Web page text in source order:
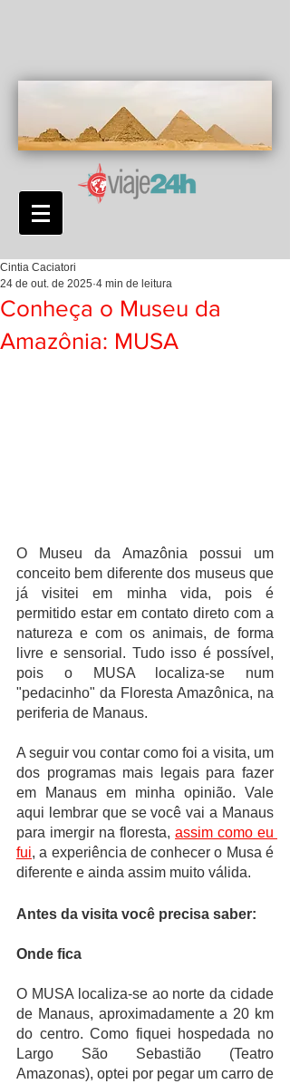
Conheça o Museu da
Amazônia: MUSA
Cintia Caciatori
24 de out. de 2025 4 min de leitura
O Museu da Amazônia possui um
conceito bem diferente dos museus que
já visitei em minha vida, pois é
permitido estar em contato direto com a
natureza e com os animais, de forma
livre e sensorial. Tudo isso é possível,
pois o MUSA localiza-se num
"pedacinho" da Floresta Amazônica, na
periferia de Manaus.
A seguir vou contar como foi a visita, um
dos programas mais legais para fazer
em Manaus em minha opinião. Vale
aqui lembrar que se você vai a Manaus
para imergir na floresta, assim como eu
fui, a experiência de conhecer o Musa é
diferente e ainda assim muito válida.
Antes da visita você precisa saber:
Onde fica
O MUSA localiza-se ao norte da cidade
de Manaus, aproximadamente a 20 km
do centro. Como fiquei hospedada no
Largo São Sebastião (Teatro
Amazonas), optei por pegar um carro de